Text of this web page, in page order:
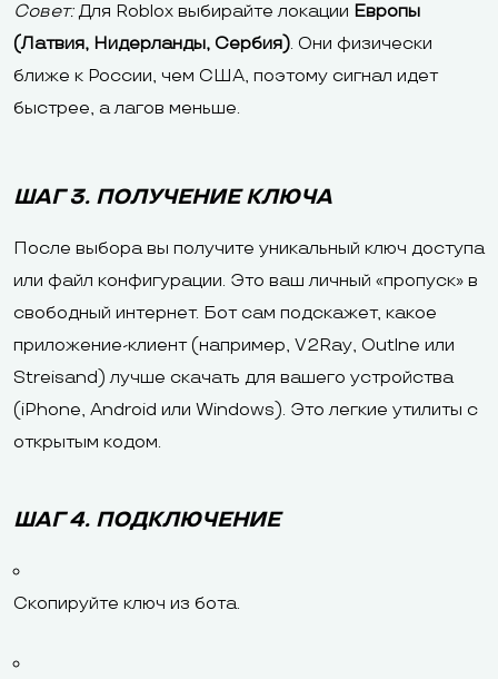
Совет:Для Roblox выбирайте локации Европы
(Латвия, Нидерланды, Сербия). Они физически
ближе к России, чем США, поэтому сигнал идет
быстрее, а лагов меньше.
ШАГ 3. ПОЛУЧЕНИЕ КЛЮЧА
После выбора вы получите уникальный ключ доступа
или файл конфигурации. Это ваш личный «пропуск» в
свободный интернет. Бот сам подскажет, какое
приложение-клиент (например, V2Ray, Outlne или
Streisand) лучше скачать для вашего устройства
(iPhone, Android или Windows). Это легкие утилиты с
открытым кодом.
ШАГ 4. ПОДКЛЮЧЕНИЕ
Скопируйте ключ из бота.